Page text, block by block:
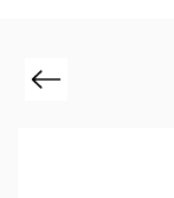
Previous